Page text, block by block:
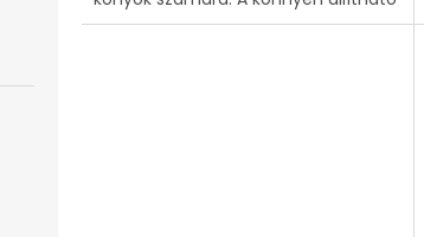
pántokkal ellátott szett kényelmes...